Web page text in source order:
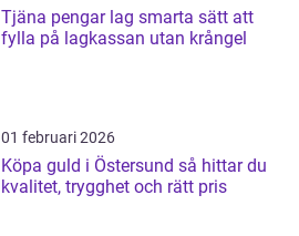
Tjäna pengar lag smarta sätt att
fylla på lagkassan utan krångel
01 februari 2026
Köpa guld i Östersund så hittar du
kvalitet, trygghet och rätt pris